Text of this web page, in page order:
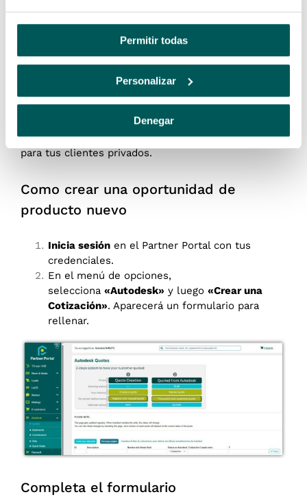
Permitir todas
Personalizar
Denegar
NEGOCIO
Creación de nuevas oportunidades
para un cliente nuevo o para uno ya
Desde nuestra nueva herramienta Parner Portal
puedes crear oportunidades de nuevas suscripciones
para tus clientes privados.
Como crear una oportunidad de
producto nuevo
Inicia sesión en el Partner Portal con tus
credenciales.
En el menú de opciones,
selecciona «Autodesk» y luego «Crear una
Cotización». Aparecerá un formulario para
rellenar.
Completa el formulario